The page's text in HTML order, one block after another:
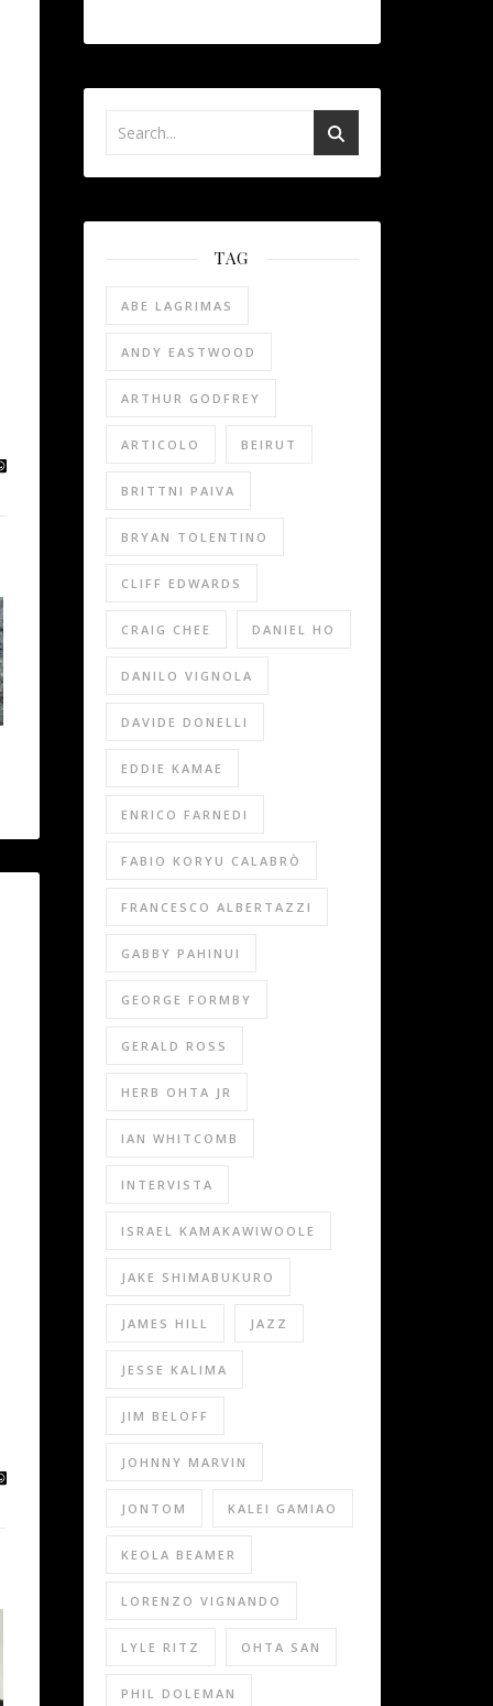
TAG
ABE LAGRIMAS
ANDY EASTWOOD
ARTHUR GODFREY
ARTICOLO BEIRUT
BRITTNI PAIVA
BRYAN TOLENTINO
CLIFF EDWARDS
CRAIG CHEE DANIEL HO
DANILO VIGNOLA
DAVIDE DONELLI
EDDIE KAMAE
ENRICO FARNEDI
FABIO KORYU CALABRÒ
FRANCESCO ALBERTAZZI
GABBY PAHINUI
GEORGE FORMBY
GERALD ROSS
HERB OHTA JR
IAN WHITCOMB
INTERVISTA
ISRAEL KAMAKAWIWOOLE
JAKE SHIMABUKURO
JAMES HILL JAZZ
JESSE KALIMA
JIM BELOFF
JOHNNY MARVIN
JONTOM KALEI GAMIAO
KEOLA BEAMER
LORENZO VIGNANDO
LYLE RITZ OHTA SAN
PHIL DOLEMAN